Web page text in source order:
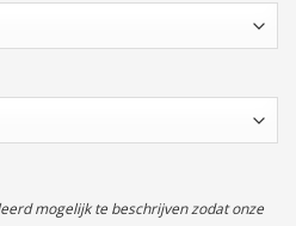
mogelijk te beschrijven zodat onze